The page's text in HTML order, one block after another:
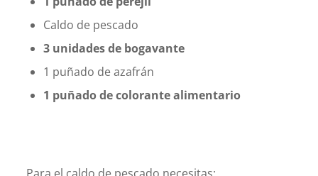
Caldo de pescado
3 unidades de bogavante
1 puñado de azafrán
1 puñado de colorante alimentario